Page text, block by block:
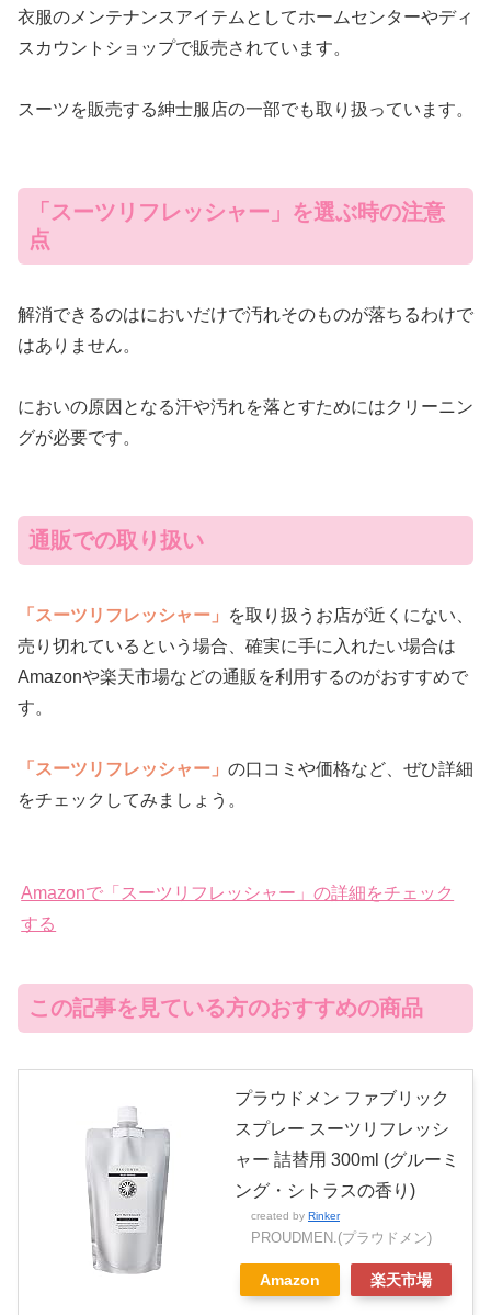
衣服のメンテナンスアイテムとしてホームセンターやディ
スカウントショップで販売されています。
スーツを販売する紳士服店の一部でも取り扱っています。
「スーツリフレッシャー」を選ぶ時の注意
点
解消できるのはにおいだけで汚れそのものが落ちるわけで
はありません。
においの原因となる汗や汚れを落とすためにはクリーニン
グが必要です。
通販での取り扱い
「スーツリフレッシャー」
を取り扱うお店が近くにない、
売り切れているという場合、確実に手に入れたい場合は
Amazonや楽天市場などの通販を利用するのがおすすめで
す。
「スーツリフレッシャー」 の口コミや価格など、ぜひ詳細
をチェックしてみましょう。
Amazonで「スーツリフレッシャー」の詳細をチェック
する
この記事を見ている方のおすすめの商品
プラウドメン ファブリック
スプレー スーツリフレッシ
ャー 詰替用 300ml (グルーミ
ング・シトラスの香り)
created by Rinker
PROUDMEN.(プラウドメン)
Amazon 楽天市場